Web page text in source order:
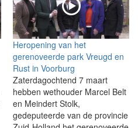
Heropening van het
gerenoveerde park Vreugd en
Rust in Voorburg
Zaterdagochtend 7 maart
hebben wethouder Marcel Belt
en Meindert Stolk,
gedeputeerde van de provincie